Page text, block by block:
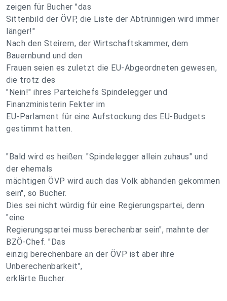
zeigen für Bucher "das
Sittenbild der ÖVP, die Liste der Abtrünnigen wird immer
länger!"
Nach den Steirern, der Wirtschaftskammer, dem
Bauernbund und den
Frauen seien es zuletzt die EU-Abgeordneten gewesen,
die trotz des
"Nein!" ihres Parteichefs Spindelegger und
Finanzministerin Fekter im
EU-Parlament für eine Aufstockung des EU-Budgets
gestimmt hatten.
"Bald wird es heißen: "Spindelegger allein zuhaus" und
der ehemals
mächtigen ÖVP wird auch das Volk abhanden gekommen
sein", so Bucher.
Dies sei nicht würdig für eine Regierungspartei, denn
"eine
Regierungspartei muss berechenbar sein", mahnte der
BZÖ-Chef. "Das
einzig berechenbare an der ÖVP ist aber ihre
Unberechenbarkeit",
erklärte Bucher.